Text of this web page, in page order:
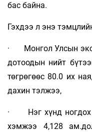
бас байна.
Гэхдээ л энэ
· Монгол Улсын
дотоодын нийт
төгрөгөөс 80.0 их
дахин тэлжээ,
· Нэг хүнд ногдох
хэмжээ 4,128